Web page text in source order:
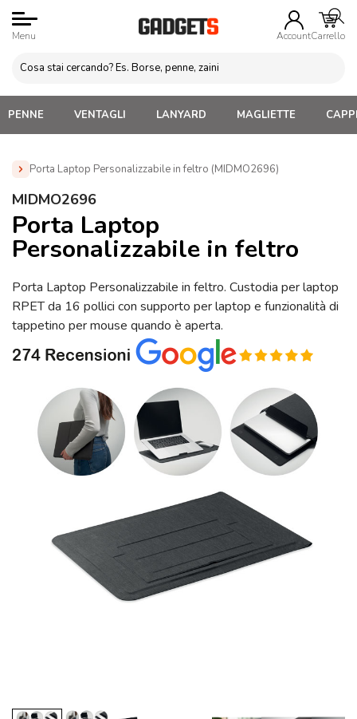
Menu AccountCarrello
PENNE VENTAGLI LANYARD MAGLIETTE
Porta Laptop Personalizzabile in feltro (MIDMO2696)
Home » Gadgets Promozionali Personalizzati
MIDMO2696
Porta Laptop
Personalizzabile in feltro
Porta Laptop Personalizzabile in feltro. Custodia per laptop
RPET da 16 pollici con supporto per laptop e funzionalità di
tappetino per mouse quando è aperta.